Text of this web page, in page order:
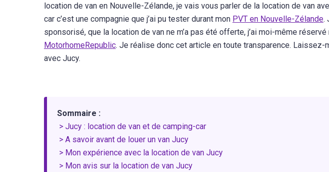
location de van en Nouvelle-Zélande, je vais vous parler de la location de van
car c’est une compagnie que j’ai pu tester durant mon PVT en Nouvelle-Zélande.
sponsorisé, que la location de van ne m’a pas été offerte, j’ai moi-même
MotorhomeRepublic. Je réalise donc cet article en toute transparence.
avec Jucy.
Sommaire :
> Jucy : location de van et de camping-car
> A savoir avant de louer un van Jucy
> Mon expérience avec la location de van Jucy
> Mon avis sur la location de van Jucy